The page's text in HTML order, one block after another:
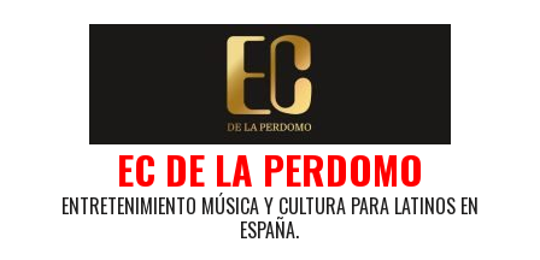
EC DE LA PERDOMO
ENTRETENIMIENTO MÚSICA Y CULTURA PARA LATINOS EN
ESPAÑA.